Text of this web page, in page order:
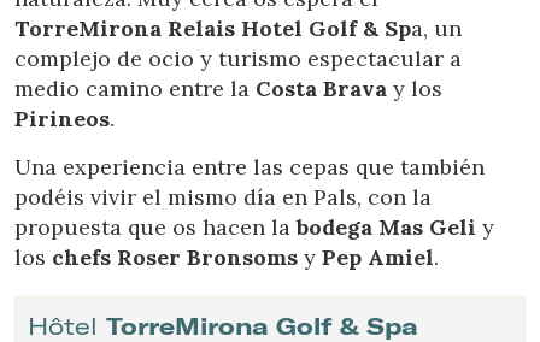
TorreMirona Relais Hotel Golf & Spa, un
complejo de ocio y turismo espectacular a
medio camino entre la Costa Brava y los
Pirineos.
Una experiencia entre las cepas que también
podéis vivir el mismo día en Pals, con la
propuesta que os hacen labodega Mas Geli y
los chefs Roser Bronsoms y Pep Amiel.
Hôtel TorreMirona Golf & Spa